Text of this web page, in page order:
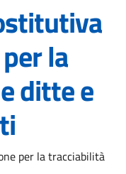
la
ditte e
per la tracciabilità